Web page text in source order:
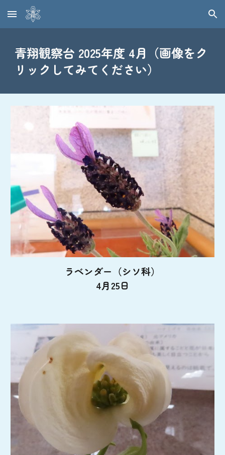
Skip to main content Skip to navigation
青翔観察台 2025年度 4月（画像をク
リックしてみてください）
ラベンダー（シソ科）
4月25日